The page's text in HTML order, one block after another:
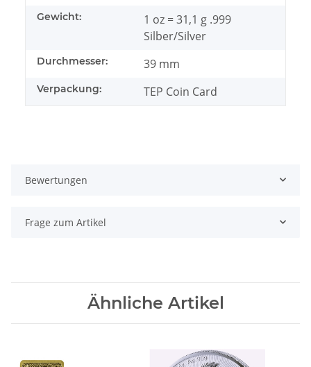
Gewicht:
1 oz = 31,1 g .999
Silber/Silver
Durchmesser: 39 mm
Verpackung: TEP Coin Card
Bewertungen
Frage zum Artikel
Ähnliche Artikel